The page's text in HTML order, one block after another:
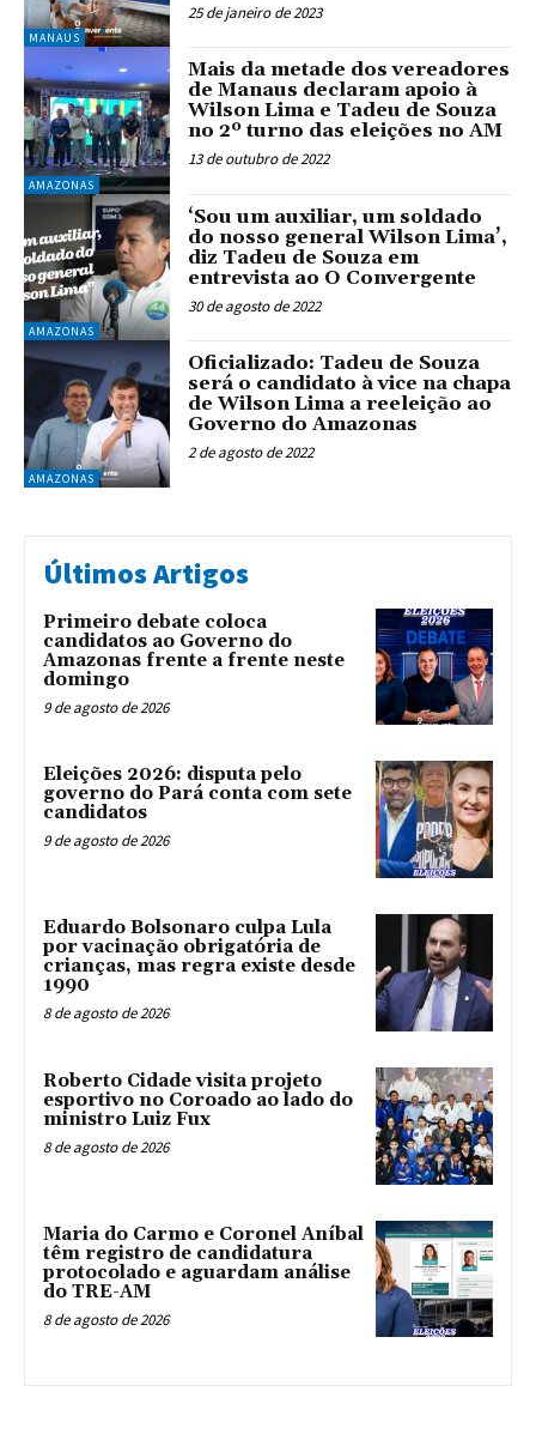
MANAUS
25 de janeiro de 2023
AMAZONAS
Mais da metade dos vereadores
de Manaus declaram apoio à
Wilson Lima e Tadeu de Souza
no 2º turno das eleições no AM
13 de outubro de 2022
AMAZONAS
‘Sou um auxiliar, um soldado
do nosso general Wilson Lima’,
diz Tadeu de Souza em
entrevista ao O Convergente
30 de agosto de 2022
AMAZONAS
Oficializado: Tadeu de Souza
será o candidato à vice na chapa
de Wilson Lima a reeleição ao
Governo do Amazonas
2 de agosto de 2022
Últimos Artigos
Primeiro debate coloca
candidatos ao Governo do
Amazonas frente a frente neste
domingo
9 de agosto de 2026
Eleições 2026: disputa pelo
governo do Pará conta com sete
candidatos
9 de agosto de 2026
Eduardo Bolsonaro culpa Lula
por vacinação obrigatória de
crianças, mas regra existe desde
1990
8 de agosto de 2026
Roberto Cidade visita projeto
esportivo no Coroado ao lado do
ministro Luiz Fux
8 de agosto de 2026
Maria do Carmo e Coronel Aníbal
têm registro de candidatura
protocolado e aguardam análise
do TRE-AM
8 de agosto de 2026